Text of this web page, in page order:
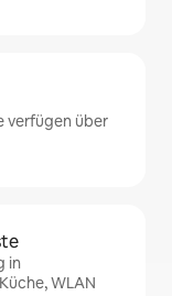
verfügen über
in
WLAN